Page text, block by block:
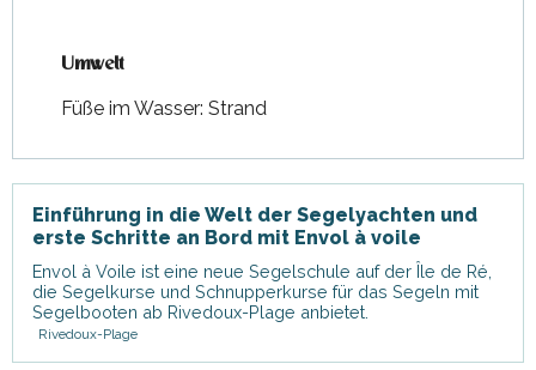
Umwelt
Umwelt
Füße im Wasser: Strand
Einführung in die Welt der Segelyachten und
erste Schritte an Bord mit Envol à voile
Envol à Voile ist eine neue Segelschule auf der Île de Ré,
die Segelkurse und Schnupperkurse für das Segeln mit
Segelbooten ab Rivedoux-Plage anbietet.
Rivedoux-Plage